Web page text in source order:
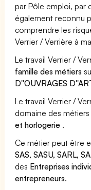
par Pôle emploi, par
également reconnu
comprendre les
Verrier / Verrière à
Le travail Verrier /
famille des métiers
D''OUVRAGES
Le travail Verrier /
domaine des métiers
et horlogerie .
Ce métier peut être
SAS, SASU, SARL,
des Entreprises
entrepreneurs.